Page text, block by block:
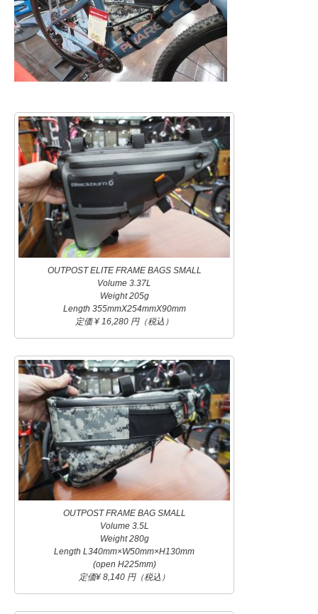
OUTPOST ELITE FRAME BAGS SMALL
Volume 3.37L
Weight 205g
Length 355mmX254mmX90mm
定価 ¥ 16,280 円（税込）
OUTPOST FRAME BAG SMALL
Volume 3.5L
Weight 280g
Length L340mm×W50mm×H130mm
(open H225mm)
定価¥ 8,140 円（税込）